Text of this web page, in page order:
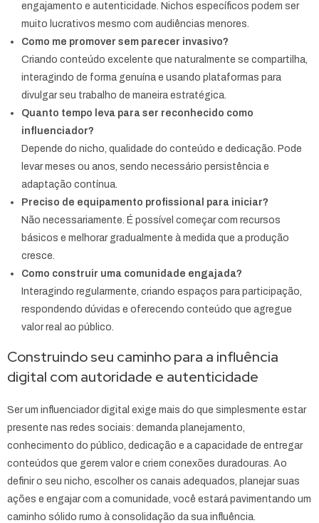
engajamento e autenticidade. Nichos específicos podem ser
muito lucrativos mesmo com audiências menores.
Como me promover sem parecer invasivo?
Criando conteúdo excelente que naturalmente se compartilha,
interagindo de forma genuína e usando plataformas para
divulgar seu trabalho de maneira estratégica.
Quanto tempo leva para ser reconhecido como
influenciador?
Depende do nicho, qualidade do conteúdo e dedicação. Pode
levar meses ou anos, sendo necessário persistência e
adaptação contínua.
Preciso de equipamento profissional para iniciar?
Não necessariamente. É possível começar com recursos
básicos e melhorar gradualmente à medida que a produção
cresce.
Como construir uma comunidade engajada?
Interagindo regularmente, criando espaços para participação,
respondendo dúvidas e oferecendo conteúdo que agregue
valor real ao público.
Construindo seu caminho para a influência
digital com autoridade e autenticidade
Ser um influenciador digital exige mais do que simplesmente estar
presente nas redes sociais: demanda planejamento,
conhecimento do público, dedicação e a capacidade de entregar
conteúdos que gerem valor e criem conexões duradouras. Ao
definir o seu nicho, escolher os canais adequados, planejar suas
ações e engajar com a comunidade, você estará pavimentando um
caminho sólido rumo à consolidação da sua influência.